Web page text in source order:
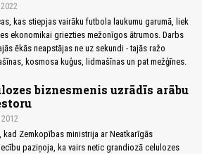
kas stiepjas vairāku futbola laukumu garumā, liek
ekonomikai griezties mežonīgos ātrumos. Darbs
ēkās neapstājas ne uz sekundi - tajās ražo
kosmosa kuģus, lidmašīnas un pat mežģīnes.
biznesmenis uzrādīs arābu
kad Zemkopības ministrija ar Neatkarīgās
paziņoja, ka vairs netic grandiozā celulozes